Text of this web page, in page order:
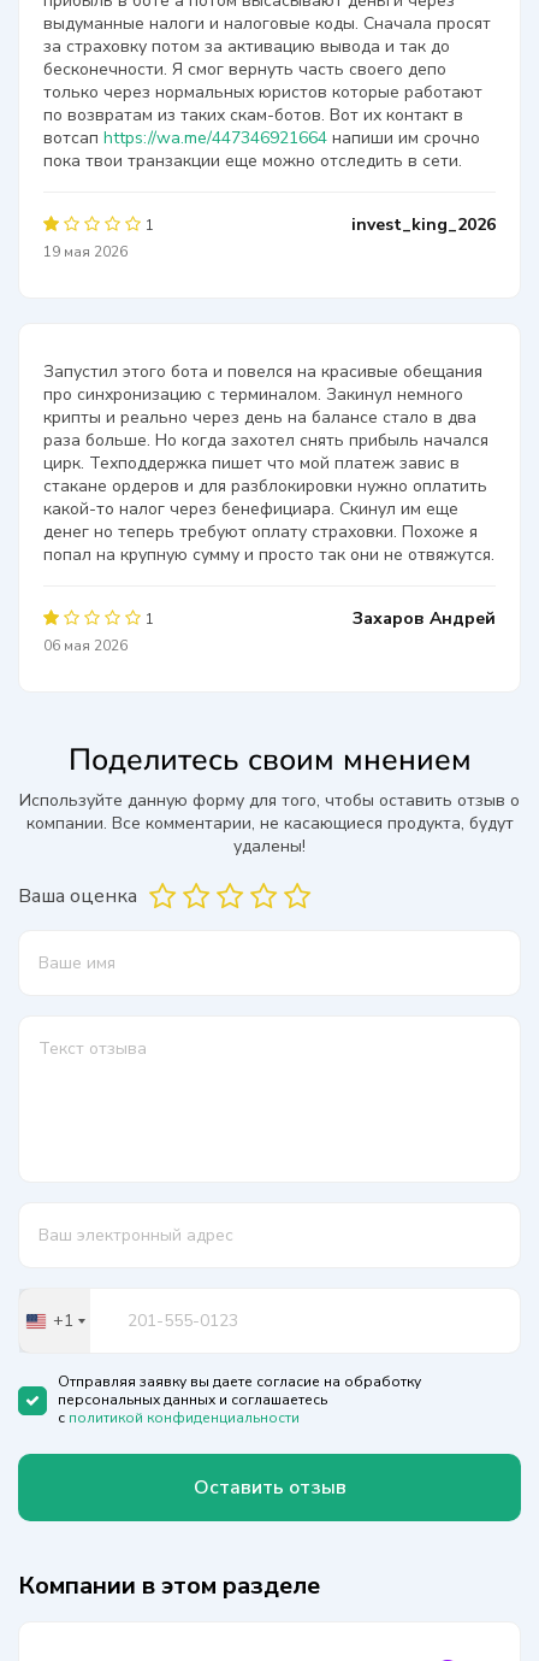
выдуманные налоги и налоговые коды. Сначала просят
за страховку потом за активацию вывода и так до
бесконечности. Я смог вернуть часть своего депо
только через нормальных юристов которые работают
по возвратам из таких скам-ботов. Вот их контакт в
вотсап https://wa.me/447346921664 напиши им срочно
пока твои транзакции еще можно отследить в сети.
1
19 мая 2026
invest_king_2026
Запустил этого бота и повелся на красивые обещания
про синхронизацию с терминалом. Закинул немного
крипты и реально через день на балансе стало в два
раза больше. Но когда захотел снять прибыль начался
цирк. Техподдержка пишет что мой платеж завис в
стакане ордеров и для разблокировки нужно оплатить
какой-то налог через бенефициара. Скинул им еще
денег но теперь требуют оплату страховки. Похоже я
попал на крупную сумму и просто так они не отвяжутся.
1
06 мая 2026
Захаров Андрей
Поделитесь своим мнением
Используйте данную форму для того, чтобы оставить отзыв о
компании. Все комментарии, не касающиеся продукта, будут
удалены!
Ваша оценка
United
+1
Отправляя заявку вы даете согласие на обработку
персональных данных и соглашаетесь
с политикой конфиденциальности
Оставить отзыв
Компании в этом разделе